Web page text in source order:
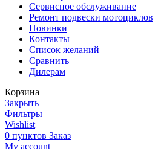
Сервисное обслуживание
Ремонт подвески мотоциклов
Новинки
Контакты
Список желаний
Сравнить
Дилерам
Корзина
Закрыть
Фильтры
Wishlist
0 пунктов Заказ
My account